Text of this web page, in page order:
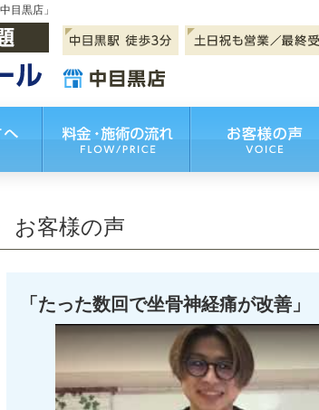
目黒店」
お客様の声
「たった数回で坐骨神経痛が改善」
Watch this video on YouTube